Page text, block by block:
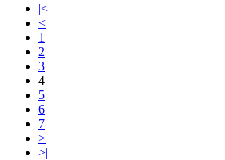
|<
<
1
2
3
4
5
6
7
>
>|